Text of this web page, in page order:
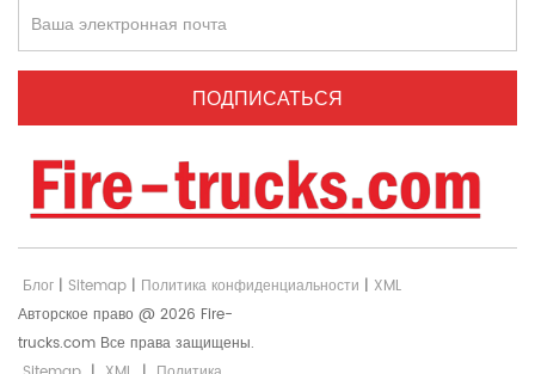
Блог | Sitemap | Политика конфиденциальности | XML
Авторское право @ 2026 Fire-
trucks.com Все права защищены.